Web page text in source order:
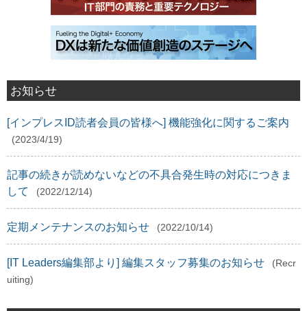
お知らせ
[インプレスID読者会員の皆様へ] 機能強化に関するご案内
(2023/4/19)
記事の続きが読めないなどの不具合発生時の対応につきま
して
(2022/12/14)
定期メンテナンスのお知らせ (2022/10/14)
[IT Leaders編集部より] 編集スタッフ募集のお知らせ
(Recr
uiting)